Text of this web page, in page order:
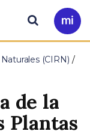
Ir
a
Buscar
(CIRN)
de la
Plantas